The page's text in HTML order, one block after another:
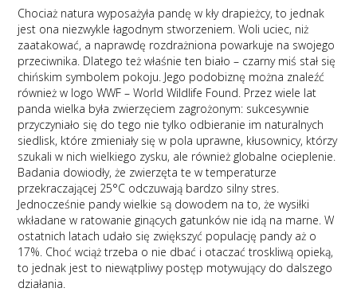
Chociaż natura wyposażyła pandę w kły drapieżcy, to jednak
jest ona niezwykle łagodnym stworzeniem. Woli uciec, niż
zaatakować, a naprawdę rozdrażniona powarkuje na swojego
przeciwnika. Dlatego też właśnie ten biało – czarny miś stał się
chińskim symbolem pokoju. Jego podobiznę można znaleźć
również w logo WWF – World Wildlife Found. Przez wiele lat
panda wielka była zwierzęciem zagrożonym: sukcesywnie
przyczyniało się do tego nie tylko odbieranie im naturalnych
siedlisk, które zmieniały się w pola uprawne, kłusownicy, którzy
szukali w nich wielkiego zysku, ale również globalne ocieplenie.
Badania dowiodły, że zwierzęta te w temperaturze
przekraczającej 25°C odczuwają bardzo silny stres.
Jednocześnie pandy wielkie są dowodem na to, że wysiłki
wkładane w ratowanie ginących gatunków nie idą na marne. W
ostatnich latach udało się zwiększyć populację pandy aż o
17%. Choć wciąż trzeba o nie dbać i otaczać troskliwą opieką,
to jednak jest to niewątpliwy postęp motywujący do dalszego
działania.